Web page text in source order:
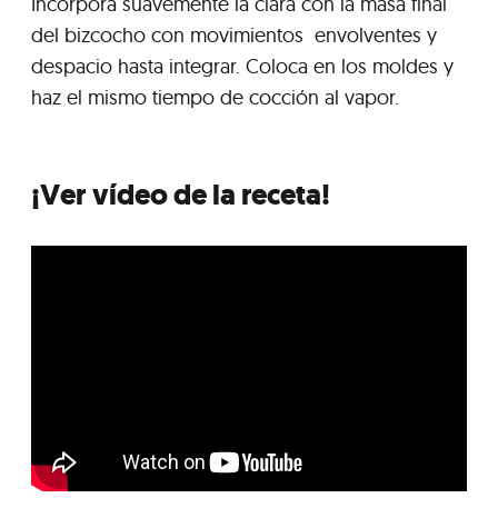
del bizcocho con movimientos envolventes y
despacio hasta integrar. Coloca en los moldes y
haz el mismo tiempo de cocción al vapor.
¡Ver vídeo de la receta!